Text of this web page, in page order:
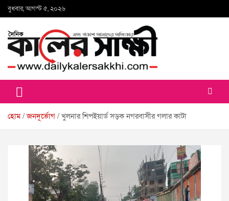
Skip
to
বুধবার, আগস্ট ৫, ২০২৬
কালের সাক্ষী
হোম জনদূর্ভোগ খুলনার শিপইয়ার্ড সড়ক নগরবাসীর গলার কাটা